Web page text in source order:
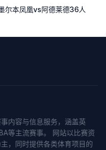
尔本凤凰vs阿德莱德36人
内容与信息服务，涵盖英
等主流赛事。 网站以比赛资
，同时提供各类体育项目的